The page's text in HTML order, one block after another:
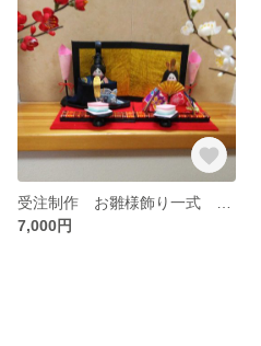
7,000円